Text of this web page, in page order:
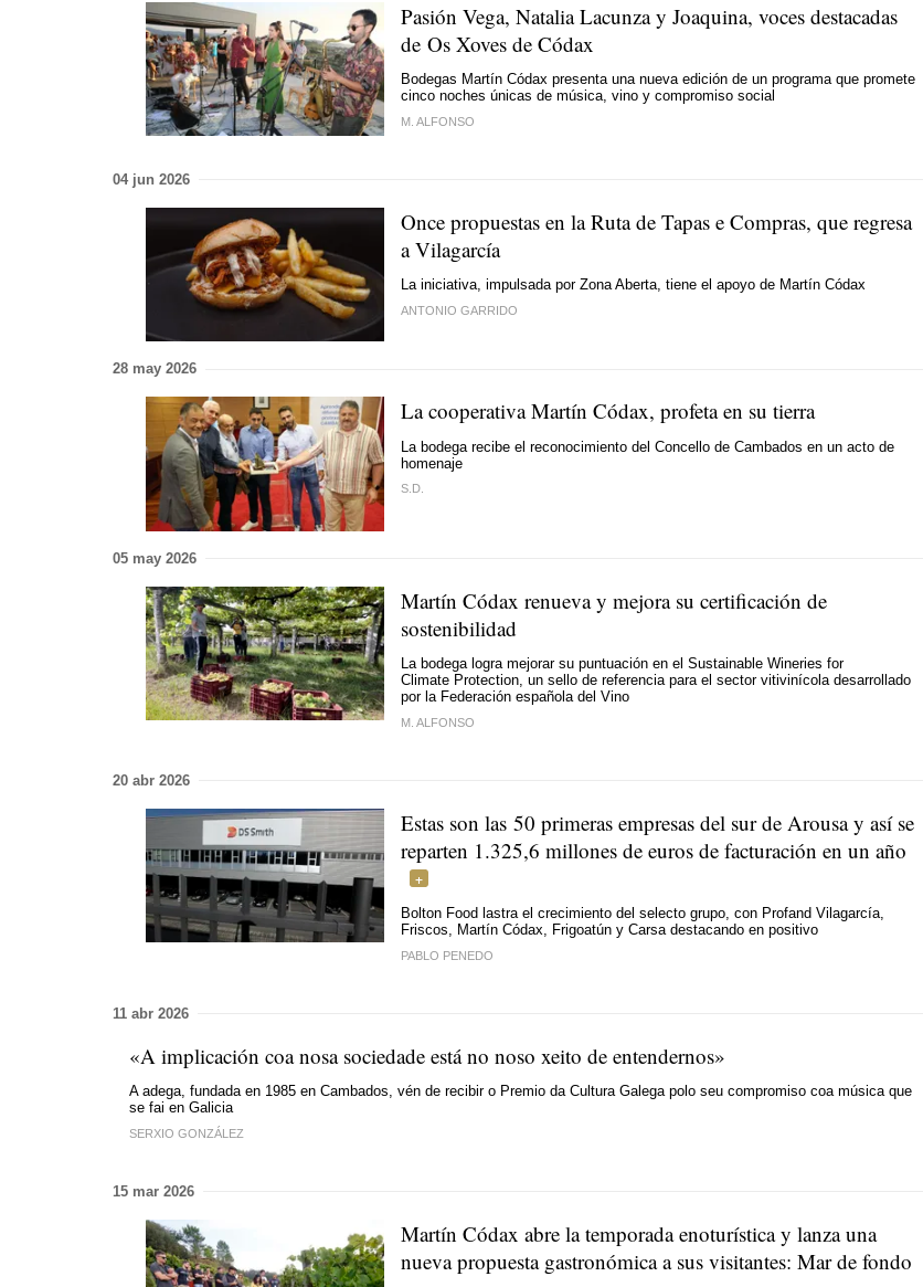
Pasión Vega, Natalia Lacunza y Joaquina, voces destacadas
de Os Xoves de Códax
Bodegas Martín Códax presenta una nueva edición de un programa que promete
cinco noches únicas de música, vino y compromiso social
M. ALFONSO
04 jun 2026
Once propuestas en la Ruta de Tapas e Compras, que regresa
a Vilagarcía
La iniciativa, impulsada por Zona Aberta, tiene el apoyo de Martín Códax
ANTONIO GARRIDO
28 may 2026
La cooperativa Martín Códax, profeta en su tierra
La bodega recibe el reconocimiento del Concello de Cambados en un acto de
homenaje
S.D.
05 may 2026
Martín Códax renueva y mejora su certificación de
sostenibilidad
La bodega logra mejorar su puntuación en el Sustainable Wineries for
Climate Protection, un sello de referencia para el sector vitivinícola desarrollado
por la Federación española del Vino
M. ALFONSO
20 abr 2026
Estas son las 50 primeras empresas del sur de Arousa y así se
reparten 1.325,6 millones de euros de facturación en un año
Bolton Food lastra el crecimiento del selecto grupo, con Profand Vilagarcía,
Friscos, Martín Códax, Frigoatún y Carsa destacando en positivo
PABLO PENEDO
11 abr 2026
«A implicación coa nosa sociedade está no noso xeito de entendernos»
A adega, fundada en 1985 en Cambados, vén de recibir o Premio da Cultura Galega polo seu compromiso coa música que
se fai en Galicia
SERXIO GONZÁLEZ
15 mar 2026
Martín Códax abre la temporada enoturística y lanza una
nueva propuesta gastronómica a sus visitantes: Mar de fondo